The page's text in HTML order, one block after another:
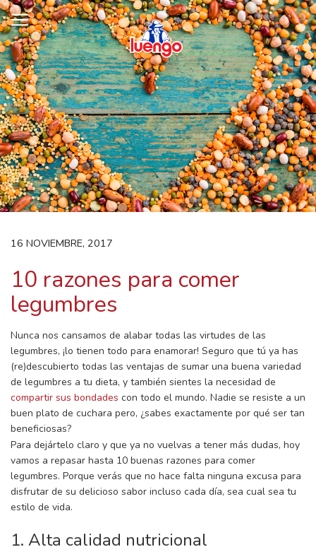
Skip
to
content
16 NOVIEMBRE, 2017
10 razones para comer
legumbres
Nunca nos cansamos de alabar todas las virtudes de las
legumbres, ¡lo tienen todo para enamorar! Seguro que tú ya has
(re)descubierto todas las ventajas de sumar una buena variedad
de legumbres a tu dieta, y también sientes la necesidad de
compartir sus bondades con todo el mundo. Nadie se resiste a un
buen plato de cuchara pero, ¿sabes exactamente por qué ser tan
beneficiosas?
Para dejártelo claro y que ya no vuelvas a tener más dudas, hoy
vamos a repasar hasta 10 buenas razones para comer
legumbres. Porque verás que no hace falta ninguna excusa para
disfrutar de su delicioso sabor incluso cada día, sea cual sea tu
estilo de vida.
1. Alta calidad nutricional